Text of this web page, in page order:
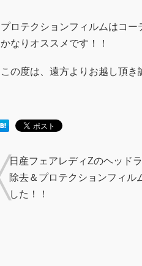
プロテクションフィルムはコ
かなりオススメです！！
この度は、遠方よりお越し頂き
日産フェアレディZのヘッド
除去＆プロテクションフィル
した！！